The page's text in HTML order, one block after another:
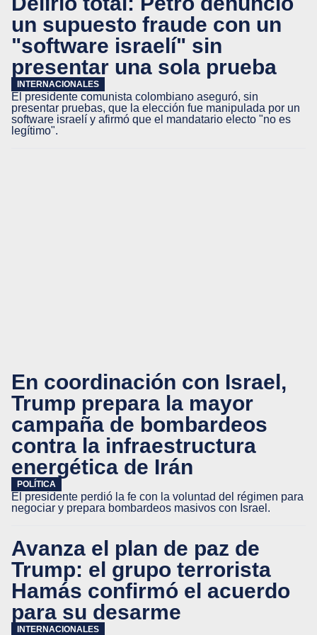
un supuesto fraude con un
"software israelí" sin
presentar una sola prueba
INTERNACIONALES
El presidente comunista colombiano aseguró, sin
presentar pruebas, que la elección fue manipulada por un
software israelí y afirmó que el mandatario electo "no es
legítimo".
En coordinación con Israel,
Trump prepara la mayor
campaña de bombardeos
contra la infraestructura
energética de Irán
POLÍTICA
El presidente perdió la fe con la voluntad del régimen para
negociar y prepara bombardeos masivos con Israel.
Avanza el plan de paz de
Trump: el grupo terrorista
Hamás confirmó el acuerdo
para su desarme
INTERNACIONALES